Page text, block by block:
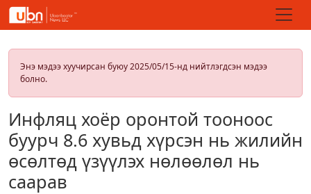
Энэ мэдээ хуучирсан буюу 2025/05/15-нд нийтлэгдсэн мэдээ
болно.
Инфляц хоёр оронтой тооноос
буурч 8.6 хувьд хүрсэн нь жилийн
өсөлтөд үзүүлэх нөлөөлөл нь
саарав